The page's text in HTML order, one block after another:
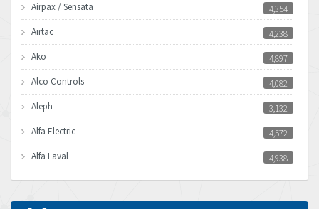
Airpax / Sensata
4,354
Airtac
4,238
Ako
4,897
Alco Controls
4,082
Aleph
3,132
Alfa Electric
4,572
Alfa Laval
4,938
Allen Bradley
3,685
Allen West